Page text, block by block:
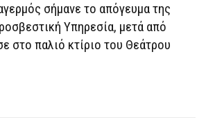
ΤΟΥΣ
ΚΑΠΝΟΎΣ
σήμανε το απόγευμα της
Υπηρεσία, μετά από
στο παλιό κτίριο του Θεάτρου